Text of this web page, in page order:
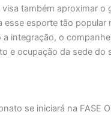
também aproximar o
esse esporte tão popular
integração, o
e ocupação da sede do
se iniciará na FASE